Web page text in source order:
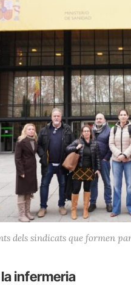
dels sindicats que formen
infermeria